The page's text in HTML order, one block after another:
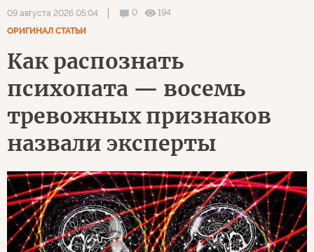
09 августа 2026 05:04 0
194
ОРИГИНАЛ СТАТЬИ
Как распознать
психопата — восемь
тревожных признаков
назвали эксперты